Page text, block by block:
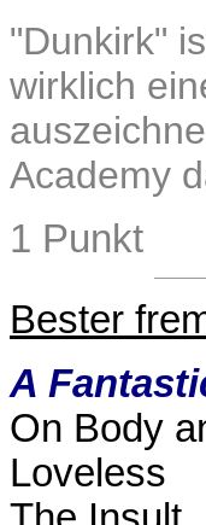
"Dunkirk"
wirklich
Academy
1 Punkt
Bester
A
On Body
Loveless